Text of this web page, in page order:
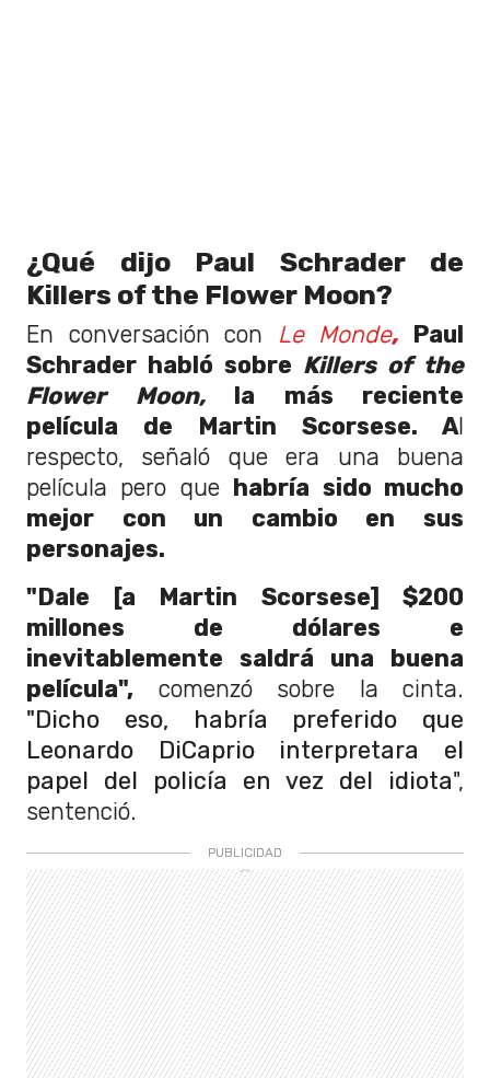
¿Qué dijo Paul Schrader de
Killers of the Flower Moon?
En conversación con Le Monde, Paul
Schrader habló sobre Killers of the
Flower Moon, la más reciente
película de Martin Scorsese. Al
respecto, señaló que era una buena
película pero que habría sido mucho
mejor con un cambio en sus
personajes.
"Dale [a Martin Scorsese] $200
millones de dólares e
inevitablemente saldrá una buena
película", comenzó sobre la cinta.
"Dicho eso, habría preferido que
Leonardo DiCaprio interpretara el
papel del policía en vez del idiota",
sentenció.